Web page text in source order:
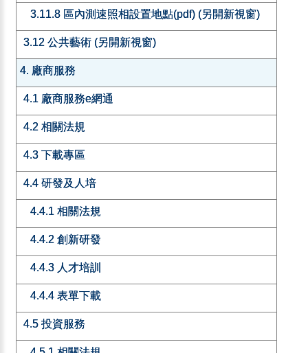
3.11.8 區內測速照相設置地點(pdf) (另開新視窗)
3.12 公共藝術 (另開新視窗)
4. 廠商服務
4.1 廠商服務e網通
4.2 相關法規
4.3 下載專區
4.4 研發及人培
4.4.1 相關法規
4.4.2 創新研發
4.4.3 人才培訓
4.4.4 表單下載
4.5 投資服務